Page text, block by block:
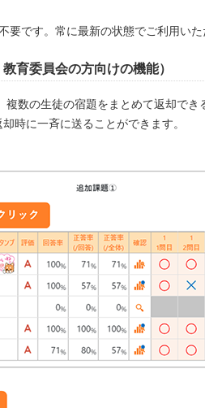
です。常に最新の状態でご利用いた
育委員会の方向けの機能）
複数の生徒の宿題をまとめて返却でき
時に一斉に送ることができます。